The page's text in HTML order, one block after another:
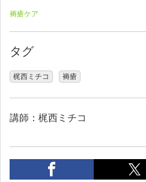
褥瘡ケア
タグ
梶西ミチコ 褥瘡
講師：梶西ミチコ